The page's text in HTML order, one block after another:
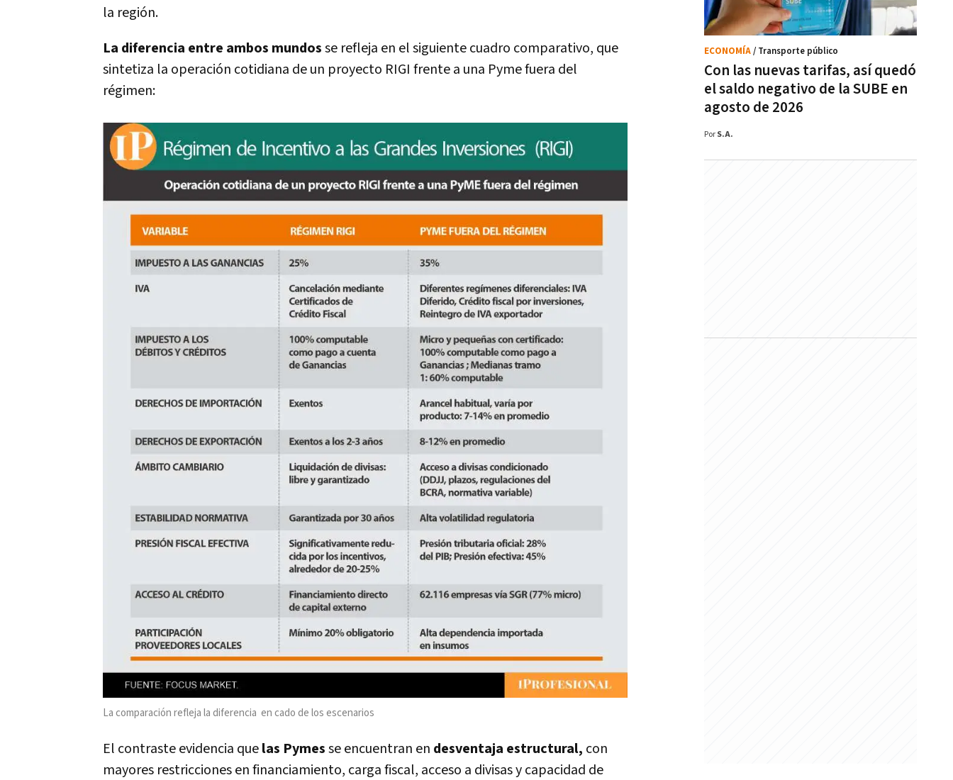
la región.
La diferencia entre ambos mundosse refleja en el siguiente cuadro comparativo, que
sintetiza la operación cotidiana de un proyecto RIGI frente a una Pyme fuera del
régimen:
La comparación refleja la diferencia en cado de los escenarios
El contraste evidencia quelas Pymesse encuentran en desventaja estructural, con
mayores restricciones en financiamiento, carga fiscal, acceso a divisas y capacidad de
Con las nuevas tarifas, así quedó
el saldo negativo de la SUBE en
agosto de 2026
ECONOMÍA/ Transporte público
Por S.A.